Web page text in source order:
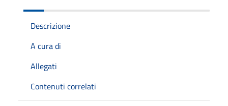
Descrizione
A cura di
Allegati
Contenuti correlati